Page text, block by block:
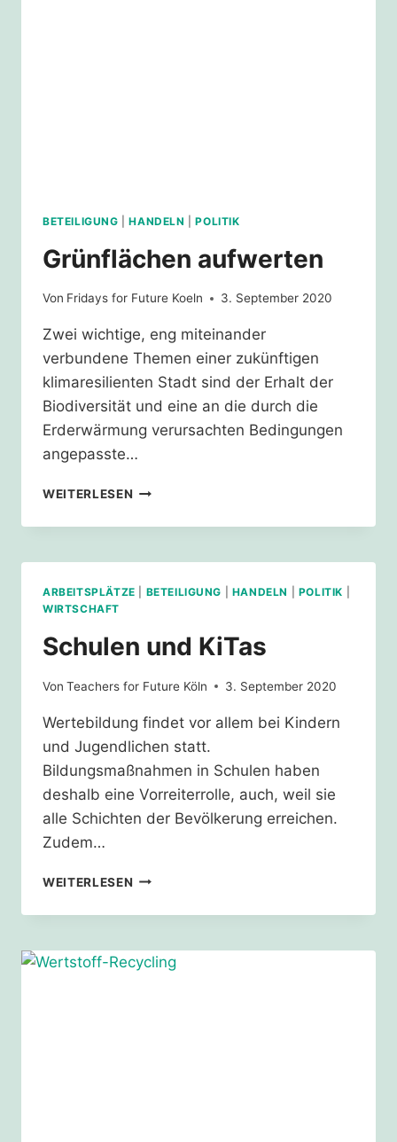
BETEILIGUNG |HANDELN |POLITIK
Grünflächen aufwerten
Von Fridays for Future Koeln 3. September 2020
Zwei wichtige, eng miteinander
verbundene Themen einer zukünftigen
klimaresilienten Stadt sind der Erhalt der
Biodiversität und eine an die durch die
Erderwärmung verursachten Bedingungen
angepasste…
WEITERLESEN GRÜNFLÄCHEN
ARBEITSPLÄTZE BETEILIGUNG HANDELN POLITIK
WIRTSCHAFT
Schulen und KiTas
Von Teachers for Future Köln 3. September 2020
Wertebildung findet vor allem bei Kindern
und Jugendlichen statt.
Bildungsmaßnahmen in Schulen haben
deshalb eine Vorreiterrolle, auch, weil sie
alle Schichten der Bevölkerung erreichen.
Zudem…
WEITERLESEN SCHULEN
KITAS